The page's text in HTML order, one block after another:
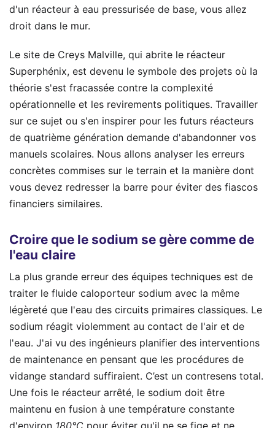
d'un réacteur à eau pressurisée de base, vous allez
droit dans le mur.
Le site de Creys Malville, qui abrite le réacteur
Superphénix, est devenu le symbole des projets où la
théorie s'est fracassée contre la complexité
opérationnelle et les revirements politiques. Travailler
sur ce sujet ou s'en inspirer pour les futurs réacteurs
de quatrième génération demande d'abandonner vos
manuels scolaires. Nous allons analyser les erreurs
concrètes commises sur le terrain et la manière dont
vous devez redresser la barre pour éviter des fiascos
financiers similaires.
Croire que le sodium se gère comme de
l'eau claire
La plus grande erreur des équipes techniques est de
traiter le fluide caloporteur sodium avec la même
légèreté que l'eau des circuits primaires classiques. Le
sodium réagit violemment au contact de l'air et de
l'eau. J'ai vu des ingénieurs planifier des interventions
de maintenance en pensant que les procédures de
vidange standard suffiraient. C’est un contresens total.
Une fois le réacteur arrêté, le sodium doit être
maintenu en fusion à une température constante
d'environ 180°C pour éviter qu'il ne se fige et ne